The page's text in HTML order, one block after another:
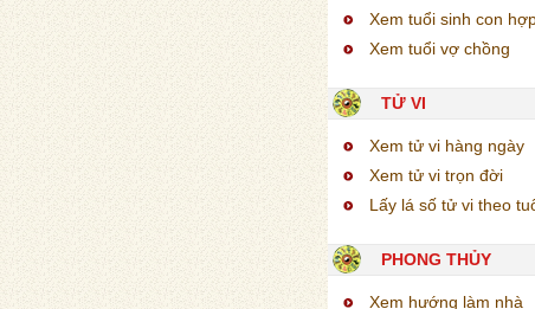
Xem tuổi sinh con
Xem tuổi vợ chồng
TỬ VI
Xem tử vi hàng ngày
Xem tử vi trọn đời
Lấy lá số tử vi theo
PHONG THỦY
Xem hướng làm nhà